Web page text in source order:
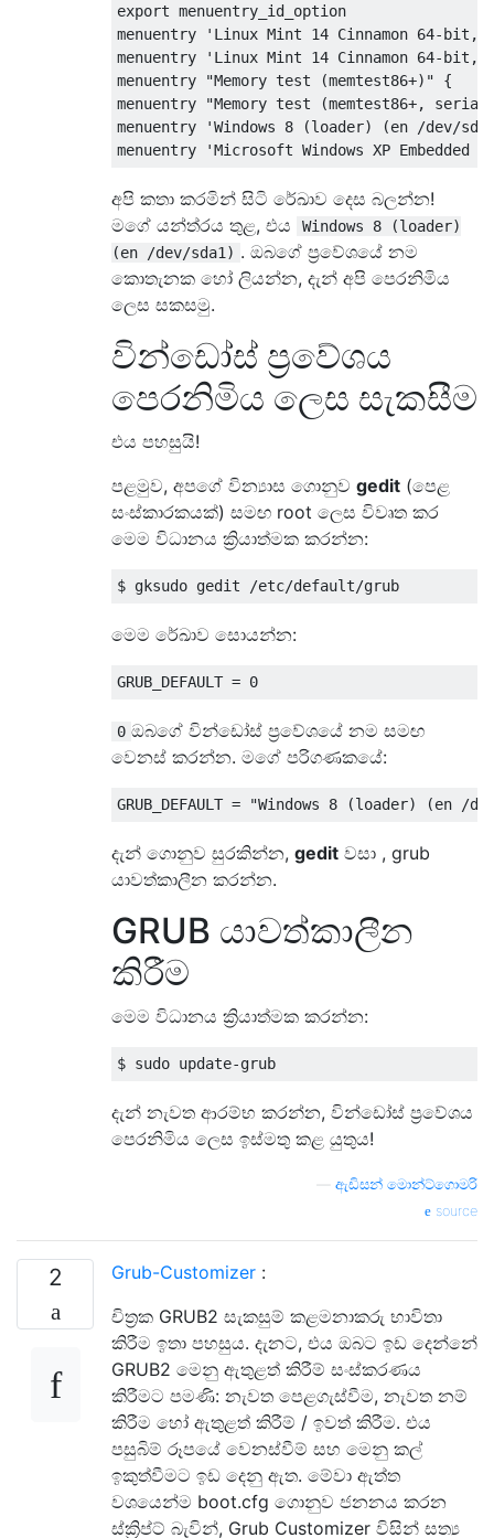
export menuentry_id_option
menuentry 'Linux Mint 14 Cinnamon 64-
menuentry 'Linux Mint 14 Cinnamon 64-
menuentry "Memory test (memtest86+)" {
menuentry "Memory test (memtest86+,
menuentry 'Windows 8 (loader) (en /dev/
අපි කතා කරමින් සිටි රේඛාව දෙස බලන්න!
මගේ යන්ත්රය තුළ, එය
Windows 8 (loader)
(en /dev/sda1) . ඔබගේ ප්‍රවේශයේ නම
කොතැනක හෝ ලියන්න, දැන් අපි පෙරනිමිය
ලෙස සකසමු.
වින්ඩෝස් ප්‍රවේශය
පෙරනිමිය ලෙස සැකසීම
එය පහසුයි!
පළමුව, අපගේ වින්‍යාස ගොනුව gedit (පෙළ
සංස්කාරකයක්) සමඟ root ලෙස විවෘත කර
මෙම විධානය ක්‍රියාත්මක කරන්න:
මෙම රේඛාව සොයන්න:
0 ඔබගේ වින්ඩෝස් ප්‍රවේශයේ නම සමඟ
වෙනස් කරන්න. මගේ පරිගණකයේ:
දැන් ගොනුව සුරකින්න, gedit වසා , grub
යාවත්කාලීන කරන්න.
GRUB යාවත්කාලීන
කිරීම
මෙම විධානය ක්‍රියාත්මක කරන්න:
දැන් නැවත ආරම්භ කරන්න, වින්ඩෝස් ප්‍රවේශය
පෙරනිමිය ලෙස ඉස්මතු කළ යුතුය!
ඇඩිසන් මොන්ට්ගොමරි
source
2 Grub-Customizer :
චිත්‍රක GRUB2 සැකසුම් කළමනාකරු භාවිතා
කිරීම ඉතා පහසුය. දැනට, එය ඔබට ඉඩ දෙන්නේ
GRUB2 මෙනු ඇතුළත් කිරීම් සංස්කරණය
කිරීමට පමණි: නැවත පෙළගැස්වීම, නැවත නම්
කිරීම හෝ ඇතුළත් කිරීම් / ඉවත් කිරීම. එය
පසුබිම් රූපයේ වෙනස්වීම් සහ මෙනු කල්
ඉකුත්වීමට ඉඩ දෙනු ඇත. මේවා ඇත්ත
වශයෙන්ම boot.cfg ගොනුව ජනනය කරන
ස්ක්‍රිප්ට් බැවින්, Grub Customizer විසින් සත්‍ය